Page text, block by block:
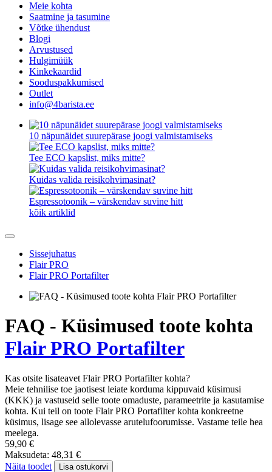
Meie kohta
Saatmine ja tasumine
Võtke ühendust
Blogi
Arvustused
Hulgimüük
Kinkekaardid
Sooduspakkumised
Outlet
info@4barista.ee
10 näpunäidet suurepärase joogi valmistamiseks
Tee ECO kapslist, miks mitte?
Kuidas valida reisikohvimasinat?
Espressotoonik – värskendav suvine hitt
kõik artiklid
Sissejuhatus
Flair PRO
Flair PRO Portafilter
FAQ - Küsimused toote kohta
Flair PRO Portafilter
Kas otsite lisateavet Flair PRO Portafilter kohta?
Meie tehnilise toe jaotisest leiate korduma kippuvaid küsimusi
(KKK) ja vastuseid selle toote omaduste, parameetrite ja kasutamise
kohta. Kui teil on toote Flair PRO Portafilter kohta konkreetne
küsimus, lisage see allolevasse arutelufoorumisse. Vastame teile hea
meelega.
59,90 €
Maksudeta: 48,31 €
Näita toodet
Lisa ostukorvi